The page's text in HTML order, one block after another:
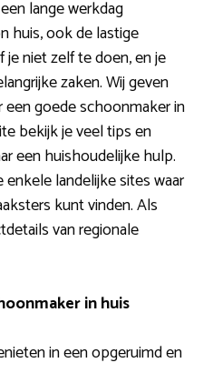
lange werkdag
huis, ook de lastige
niet zelf te doen, en je
zaken. Wij geven
goede schoonmaker in
bekijk je veel tips en
een huishoudelijke hulp.
landelijke sites waar
kunt vinden. Als
van regionale
in huis
in een opgeruimd en